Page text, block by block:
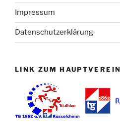
Impressum
Datenschutzerklärung
LINK ZUM HAUPTVEREIN